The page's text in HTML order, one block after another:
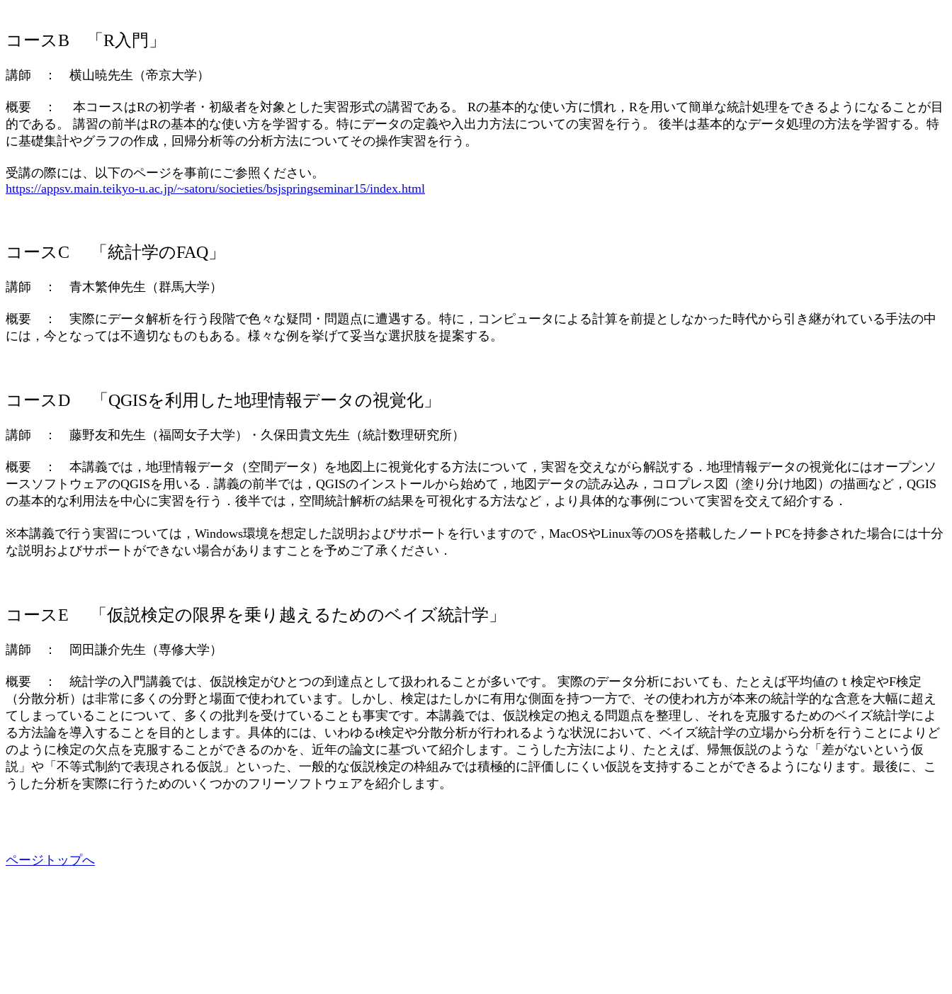
コースB 「R入門」
講師 ： 横山暁先生（帝京大学）
概要 ： 本コースはRの初学者・初級者を対象とした実習形式の講習である。 Rの基本的な使い方に慣れ，Rを用いて簡単な統計処理をできるようになることが目
的である。 講習の前半はRの基本的な使い方を学習する。特にデータの定義や入出力方法についての実習を行う。 後半は基本的なデータ処理の方法を学習する。特
に基礎集計やグラフの作成，回帰分析等の分析方法についてその操作実習を行う。
受講の際には、以下のページを事前にご参照ください。
https://appsv.main.teikyo-u.ac.jp/~satoru/societies/bsjspringseminar15/index.html
コースC 「統計学のFAQ」
講師 ： 青木繁伸先生（群馬大学）
概要 ： 実際にデータ解析を行う段階で色々な疑問・問題点に遭遇する。特に，コンピュータによる計算を前提としなかった時代から引き継がれている手法の中
には，今となっては不適切なものもある。様々な例を挙げて妥当な選択肢を提案する。
コースD 「QGISを利用した地理情報データの視覚化」
講師 ： 藤野友和先生（福岡女子大学）・久保田貴文先生（統計数理研究所）
概要 ： 本講義では，地理情報データ（空間データ）を地図上に視覚化する方法について，実習を交えながら解説する．地理情報データの視覚化にはオープンソ
ースソフトウェアのQGISを用いる．講義の前半では，QGISのインストールから始めて，地図データの読み込み，コロプレス図（塗り分け地図）の描画など，QGIS
の基本的な利用法を中心に実習を行う．後半では，空間統計解析の結果を可視化する方法など，より具体的な事例について実習を交えて紹介する．
※本講義で行う実習については，Windows環境を想定した説明およびサポートを行いますので，MacOSやLinux等のOSを搭載したノートPCを持参された場合には十分
な説明およびサポートができない場合がありますことを予めご了承ください．
コースE 「仮説検定の限界を乗り越えるためのベイズ統計学」
講師 ： 岡田謙介先生（専修大学）
概要 ： 統計学の入門講義では、仮説検定がひとつの到達点として扱われることが多いです。 実際のデータ分析においても、たとえば平均値のｔ検定やF検定
（分散分析）は非常に多くの分野と場面で使われています。しかし、検定はたしかに有用な側面を持つ一方で、その使われ方が本来の統計学的な含意を大幅に超え
てしまっていることについて、多くの批判を受けていることも事実です。本講義では、仮説検定の抱える問題点を整理し、それを克服するためのベイズ統計学によ
る方法論を導入することを目的とします。具体的には、いわゆるt検定や分散分析が行われるような状況において、ベイズ統計学の立場から分析を行うことによりど
のように検定の欠点を克服することができるのかを、近年の論文に基づいて紹介します。こうした方法により、たとえば、帰無仮説のような「差がないという仮
説」や「不等式制約で表現される仮説」といった、一般的な仮説検定の枠組みでは積極的に評価しにくい仮説を支持することができるようになります。最後に、こ
うした分析を実際に行うためのいくつかのフリーソフトウェアを紹介します。
ページトップへ